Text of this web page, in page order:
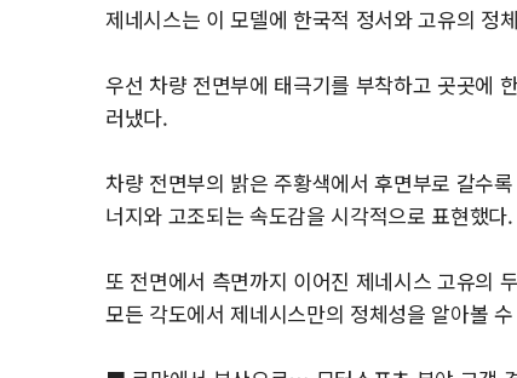
제네시스는 이 모델에 한국적 정서와 고유의 정
우선 차량 전면부에 태극기를 부착하고 곳곳에
러냈다.
차량 전면부의 밝은 주황색에서 후면부로 갈수
너지와 고조되는 속도감을 시각적으로 표현했다.
또 전면에서 측면까지 이어진 제네시스 고유의
모든 각도에서 제네시스만의 정체성을 알아볼